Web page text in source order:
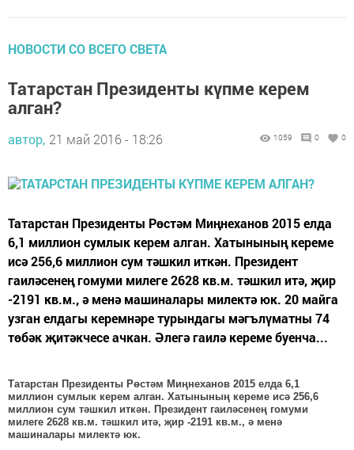
НОВОСТИ СО ВСЕГО СВЕТА
Татарстан Президенты күпме керем
алган?
автор, 21 май 2016 - 18:26 1059 0 0
Татарстан Президенты Рөстәм Миңнеханов 2015 елда
6,1 миллион сумлык керем алган. Хатынының кереме
исә 256,6 миллион сум тәшкил иткән. Президент
гаиләсенең гомуми милеге 2628 кв.м. тәшкил итә, җир
-2191 кв.м., ә менә машиналары милектә юк. 20 майга
узган елдагы керемнәре турындагы мәгълүматны 74
төбәк җитәкчесе ачкан. Әлегә гаилә кереме буенча...
Татарстан Президенты Рөстәм Миңнеханов 2015 елда 6,1
миллион сумлык керем алган. Хатынының кереме исә 256,6
миллион сум тәшкил иткән. Президент гаиләсенең гомуми
милеге 2628 кв.м. тәшкил итә, җир -2191 кв.м., ә менә
машиналары милектә юк.